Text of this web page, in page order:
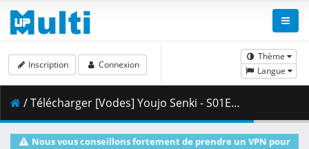
Thème
Langue
Inscription Connexion
/ Télécharger [Vodes] Youjo Senki - S01E07.mkv.001 ( 439.46 MB )
Nous vous conseillons fortement de prendre un VPN pour